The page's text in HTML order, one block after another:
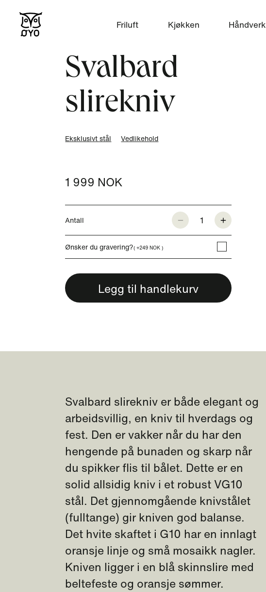
Friluft Kjøkken Håndverk
Svalbard
slirekniv
Eksklusivt stål Vedlikehold
1 999 NOK
Antall 1
Ønsker du gravering?( +249 NOK )
Legg til handlekurv
Svalbard slirekniv er både elegant og
arbeidsvillig, en kniv til hverdags og
fest. Den er vakker når du har den
hengende på bunaden og skarp når
du spikker flis til bålet. Dette er en
solid allsidig kniv i et robust VG10
stål. Det gjennomgående knivstålet
(fulltange) gir kniven god balanse.
Det hvite skaftet i G10 har en innlagt
oransje linje og små mosaikk nagler.
Kniven ligger i en blå skinnslire med
beltefeste og oransje sømmer.